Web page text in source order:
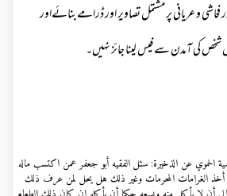
فحاشی و عریانی پر مشتمل تصاویر اور ڈرامےبنائےاور
کی آمدن سے فیس لینا جائز نہیں۔
292): "وفي حاشية الحموي عن الذخيرة: سئل الفقيه أبو جعفر عمن اكتسب ماله
أخذ الغرامات المحرمات وغير ذلك هل يحل لمن عرف ذلك